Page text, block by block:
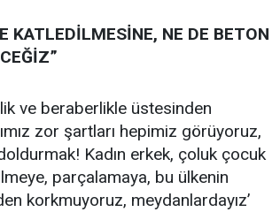
KATLEDİLMESİNE, NE DE BETON
ve beraberlikle üstesinden
zor şartları hepimiz görüyoruz,
Kadın erkek, çoluk çocuk
parçalamaya, bu ülkenin
korkmuyoruz, meydanlardayız’